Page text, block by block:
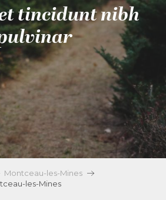
tincidunt nibh
Montceau-les-Mines
les-Mines